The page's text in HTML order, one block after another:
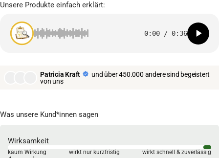
Unsere Produkte einfach erklärt:
0:00 / 0:36
Patricia Kraft
und über 450.000 andere sind begeistert
von uns
Was unsere Kund*innen sagen
Wirksamkeit
kaum Wirkung wirkt nur kurzfristig wirkt schnell & zuverlässig